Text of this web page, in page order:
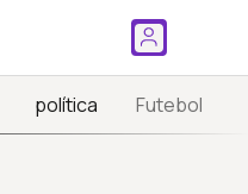
política Futebol